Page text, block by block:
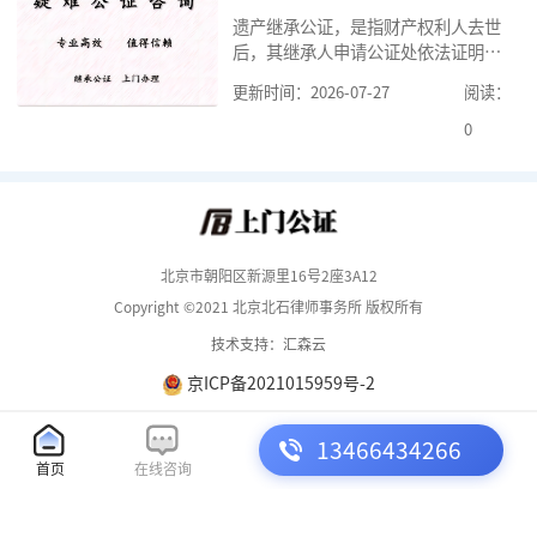
京婚前财产公证机构？了解这些不仅
有利于我们根
遗产继承公证，是指财产权利人去世
后，其继承人申请公证处依法证明继
的证明活动。通过公证，继承人可以
拿着享有继承权的公证书办理遗产过
费。我们在办理继承公证的时候，需
更新时间：2026-07-27
阅读：
0
首页 在线咨询
13466434266
北京市朝阳区新源里16号2座3A12
Copyright ©2021 北京北石律师事务所 版权所有
技术支持：汇森云
京ICP备2021015959号-2